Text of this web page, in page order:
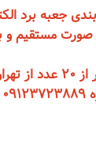
جعبه برد
به صورت
شده